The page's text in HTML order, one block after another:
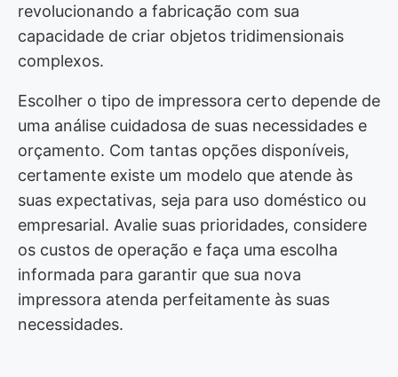
revolucionando a fabricação com sua
capacidade de criar objetos tridimensionais
complexos.
Escolher o tipo de impressora certo depende de
uma análise cuidadosa de suas necessidades e
orçamento. Com tantas opções disponíveis,
certamente existe um modelo que atende às
suas expectativas, seja para uso doméstico ou
empresarial. Avalie suas prioridades, considere
os custos de operação e faça uma escolha
informada para garantir que sua nova
impressora atenda perfeitamente às suas
necessidades.